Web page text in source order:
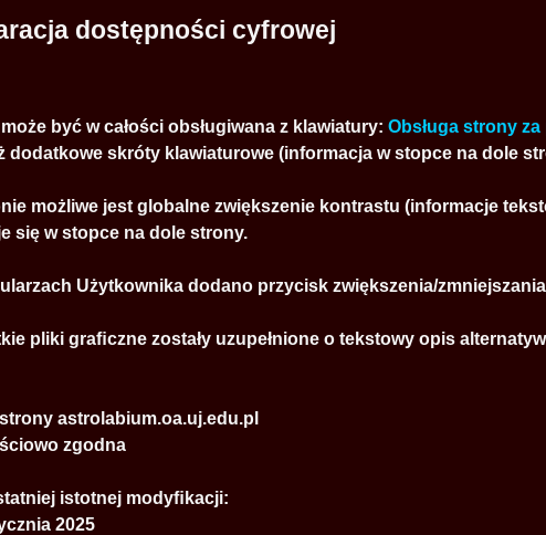
dostępności cyfrowej
być w całości obsługiwana z klawiatury:Obsługa strony
dodatkowe skróty klawiaturowe (informacja w stopce na dole
możliwe jest globalne zwiększenie kontrastu (informacje
się w stopce na dole strony.
Użytkownika dodano przycisk zwiększenia/
pliki graﬁczne zostały uzupełnione o tekstowy opis
astrolabium.oa.uj.edu.pl
zgodna
istotnej modyﬁkacji:
2025